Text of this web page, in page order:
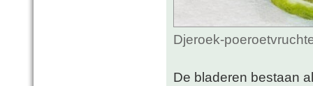
Djeroek-
De bladeren bestaan